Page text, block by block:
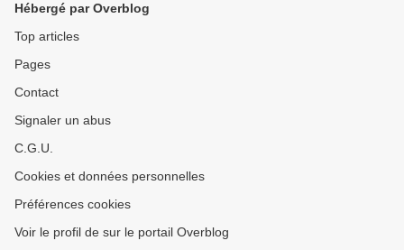
Hébergé par Overblog
Top articles
Pages
Contact
Signaler un abus
C.G.U.
Cookies et données personnelles
Préférences cookies
Voir le profil de sur le portail Overblog